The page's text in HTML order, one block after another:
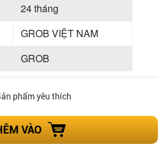
24 tháng
GROB VIỆT NAM
GROB
phẩm yêu thích
VÀO